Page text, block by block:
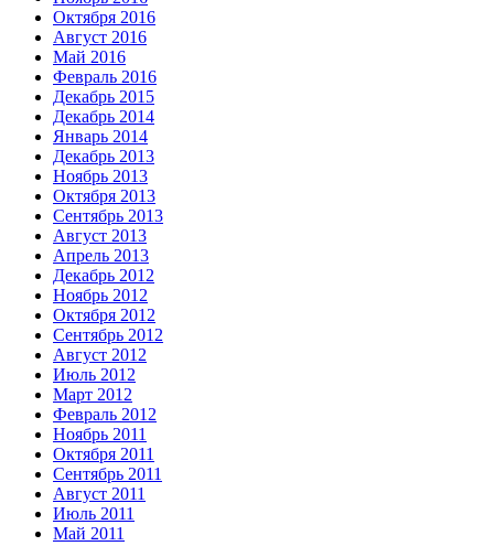
Октября 2016
Август 2016
Май 2016
Февраль 2016
Декабрь 2015
Декабрь 2014
Январь 2014
Декабрь 2013
Ноябрь 2013
Октября 2013
Сентябрь 2013
Август 2013
Апрель 2013
Декабрь 2012
Ноябрь 2012
Октября 2012
Сентябрь 2012
Август 2012
Июль 2012
Март 2012
Февраль 2012
Ноябрь 2011
Октября 2011
Сентябрь 2011
Август 2011
Июль 2011
Май 2011